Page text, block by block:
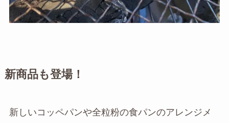
新商品も登場！
新しいコッペパンや全粒粉の食パンのアレンジメ